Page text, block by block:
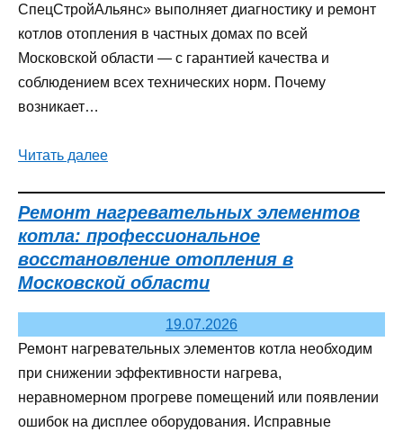
СпецСтройАльянс» выполняет диагностику и ремонт
котлов отопления в частных домах по всей
Московской области — с гарантией качества и
соблюдением всех технических норм. Почему
возникает…
Читать далее
Ремонт нагревательных элементов
котла: профессиональное
восстановление отопления в
Московской области
19.07.2026
Ремонт нагревательных элементов котла необходим
при снижении эффективности нагрева,
неравномерном прогреве помещений или появлении
ошибок на дисплее оборудования. Исправные